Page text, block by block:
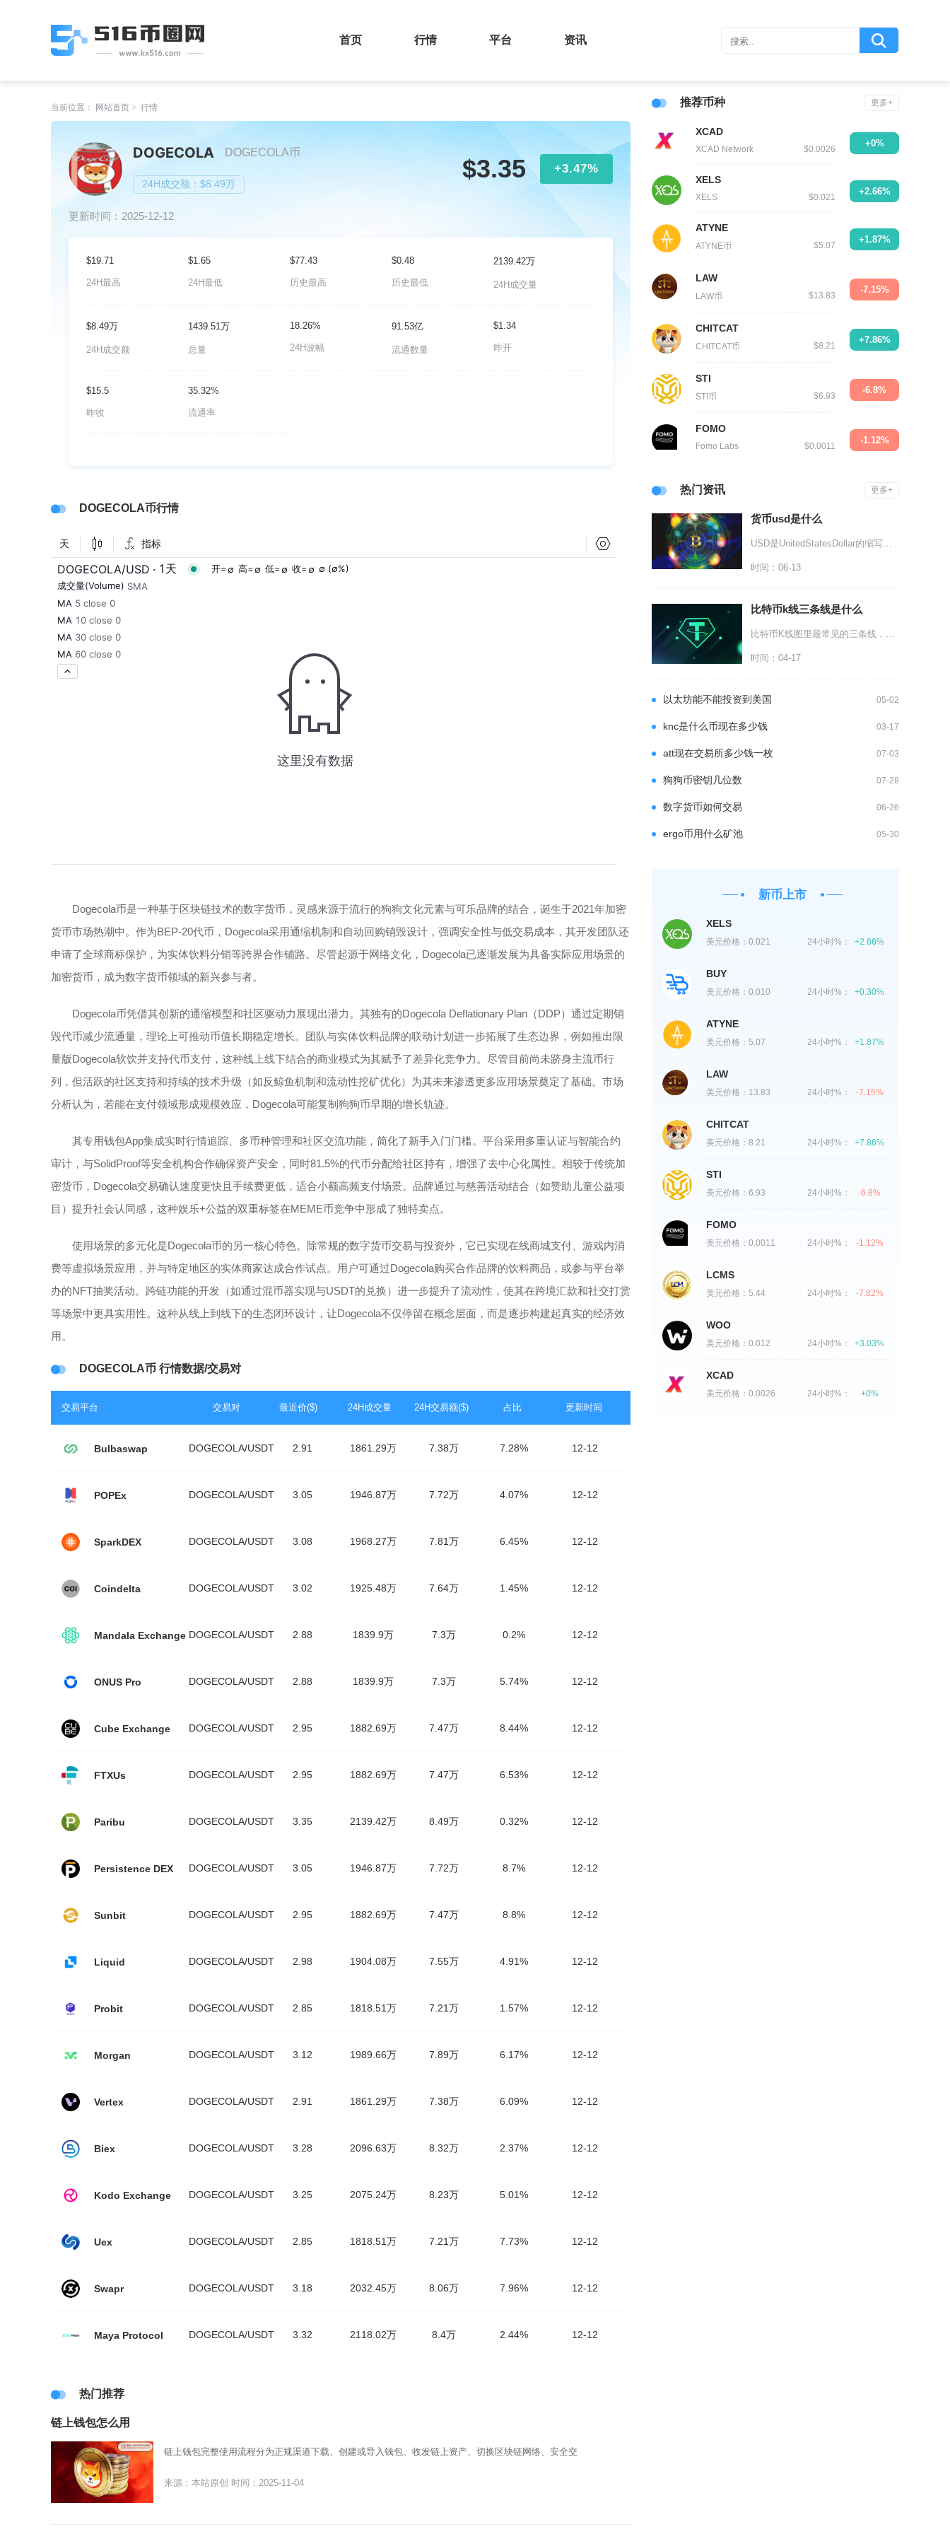
首页 行情 平台 资讯
当前位置： 网站首页 行情
DOGECOLA DOGECOLA币
24H成交额：$8.49万
$3.35 +3.47%
更新时间：2025-12-12
$19.71
24H最高
$1.65
24H最低
$77.43
历史最高
$0.48
历史最低
2139.42万
24H成交量
$8.49万
24H成交额
1439.51万
总量
18.26%
24H波幅
91.53亿
流通数量
$1.34
昨开
$15.5
昨收
35.32%
流通率
DOGECOLA币行情
Dogecola币是一种基于区块链技术的数字货币，灵感来源于流行的狗狗文化元素与可乐品牌的结合，诞生于2021年加密
货币市场热潮中。作为BEP-20代币，Dogecola采用通缩机制和自动回购销毁设计，强调安全性与低交易成本，其开发团队还
申请了全球商标保护，为实体饮料分销等跨界合作铺路。尽管起源于网络文化，Dogecola已逐渐发展为具备实际应用场景的
加密货币，成为数字货币领域的新兴参与者。
Dogecola币凭借其创新的通缩模型和社区驱动力展现出潜力。其独有的Dogecola Deflationary Plan（DDP）通过定期销
毁代币减少流通量，理论上可推动币值长期稳定增长。团队与实体饮料品牌的联动计划进一步拓展了生态边界，例如推出限
量版Dogecola软饮并支持代币支付，这种线上线下结合的商业模式为其赋予了差异化竞争力。尽管目前尚未跻身主流币行
列，但活跃的社区支持和持续的技术升级（如反鲸鱼机制和流动性挖矿优化）为其未来渗透更多应用场景奠定了基础。市场
分析认为，若能在支付领域形成规模效应，Dogecola可能复制狗狗币早期的增长轨迹。
其专用钱包App集成实时行情追踪、多币种管理和社区交流功能，简化了新手入门门槛。平台采用多重认证与智能合约
审计，与SolidProof等安全机构合作确保资产安全，同时81.5%的代币分配给社区持有，增强了去中心化属性。相较于传统加
密货币，Dogecola交易确认速度更快且手续费更低，适合小额高频支付场景。品牌通过与慈善活动结合（如赞助儿童公益项
目）提升社会认同感，这种娱乐+公益的双重标签在MEME币竞争中形成了独特卖点。
使用场景的多元化是Dogecola币的另一核心特色。除常规的数字货币交易与投资外，它已实现在线商城支付、游戏内消
费等虚拟场景应用，并与特定地区的实体商家达成合作试点。用户可通过Dogecola购买合作品牌的饮料商品，或参与平台举
办的NFT抽奖活动。跨链功能的开发（如通过混币器实现与USDT的兑换）进一步提升了流动性，使其在跨境汇款和社交打赏
等场景中更具实用性。这种从线上到线下的生态闭环设计，让Dogecola不仅停留在概念层面，而是逐步构建起真实的经济效
用。
DOGECOLA币 行情数据/交易对
交易平台 交易对 最近价($) 24H成交量 24H交易额($) 占比 更新时间
Bulbaswap DOGECOLA/USDT 2.91 1861.29万 7.38万 7.28% 12-12
POPEx DOGECOLA/USDT 3.05 1946.87万 7.72万 4.07% 12-12
SparkDEX DOGECOLA/USDT 3.08 1968.27万 7.81万 6.45% 12-12
Coindelta DOGECOLA/USDT 3.02 1925.48万 7.64万 1.45% 12-12
Mandala Exchange DOGECOLA/USDT 2.88 1839.9万 7.3万 0.2% 12-12
ONUS Pro DOGECOLA/USDT 2.88 1839.9万 7.3万 5.74% 12-12
Cube Exchange DOGECOLA/USDT 2.95 1882.69万 7.47万 8.44% 12-12
FTXUs DOGECOLA/USDT 2.95 1882.69万 7.47万 6.53% 12-12
Paribu DOGECOLA/USDT 3.35 2139.42万 8.49万 0.32% 12-12
Persistence DEX DOGECOLA/USDT 3.05 1946.87万 7.72万 8.7% 12-12
Sunbit DOGECOLA/USDT 2.95 1882.69万 7.47万 8.8% 12-12
Liquid DOGECOLA/USDT 2.98 1904.08万 7.55万 4.91% 12-12
Probit DOGECOLA/USDT 2.85 1818.51万 7.21万 1.57% 12-12
Morgan DOGECOLA/USDT 3.12 1989.66万 7.89万 6.17% 12-12
Vertex DOGECOLA/USDT 2.91 1861.29万 7.38万 6.09% 12-12
Biex DOGECOLA/USDT 3.28 2096.63万 8.32万 2.37% 12-12
Kodo Exchange DOGECOLA/USDT 3.25 2075.24万 8.23万 5.01% 12-12
Uex DOGECOLA/USDT 2.85 1818.51万 7.21万 7.73% 12-12
Swapr DOGECOLA/USDT 3.18 2032.45万 8.06万 7.96% 12-12
Maya Protocol DOGECOLA/USDT 3.32 2118.02万 8.4万 2.44% 12-12
热门推荐
链上钱包怎么用
链上钱包完整使用流程分为正规渠道下载、创建或导入钱包、收发链上资产、切换区块链网络、安全交
来源：本站原创 时间：2025-11-04
推荐币种 更多+
XCAD
XCAD Network $0.0026
+0%
XELS
XELS $0.021
+2.66%
ATYNE
ATYNE币 $5.07
+1.87%
LAW
LAW币 $13.83
-7.15%
CHITCAT
CHITCAT币 $8.21
+7.86%
STI
STI币 $6.93
-6.8%
FOMO
Fomo Labs $0.0011
-1.12%
热门资讯 更多+
货币usd是什么
USD是UnitedStatesDollar的缩写，也就是美元，既是美国法定流通法币，同时
时间：06-13
比特币k线三条线是什么
比特币K线图里最常见的三条线，指的是5日均线、10日均线、20日均线这三条移动平均线，在行
时间：04-17
以太坊能不能投资到美国 05-02
knc是什么币现在多少钱 03-17
att现在交易所多少钱一枚 07-03
狗狗币密钥几位数 07-28
数字货币如何交易 06-26
ergo币用什么矿池 05-30
新币上市
XELS
美元价格： 0.021 24小时%： +2.66%
BUY
美元价格： 0.010 24小时%： +0.30%
ATYNE
美元价格： 5.07 24小时%： +1.87%
LAW
美元价格： 13.83 24小时%： -7.15%
CHITCAT
美元价格： 8.21 24小时%： +7.86%
STI
美元价格： 6.93 24小时%： -6.8%
FOMO
美元价格： 0.0011 24小时%： -1.12%
LCMS
美元价格： 5.44 24小时%： -7.82%
WOO
美元价格： 0.012 24小时%： +3.03%
XCAD
美元价格： 0.0026 24小时%： +0%